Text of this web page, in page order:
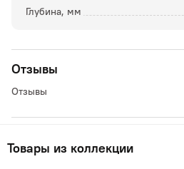
Глубина, мм
Отзывы
Отзывы
Товары из коллекции